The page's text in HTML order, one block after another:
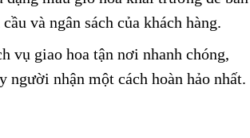
và ngân sách của khách hàng.
vụ giao hoa tận nơi nhanh chóng,
người nhận một cách hoàn hảo nhất.